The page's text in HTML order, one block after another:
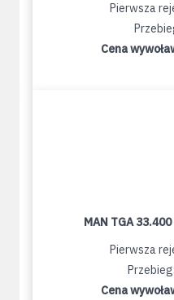
Pierwsza
Cena
MAN TGA
Pierwsza
Cena